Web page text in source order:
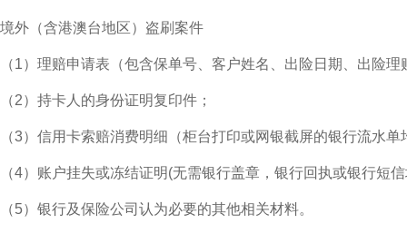
境外（含港澳台地区）盗刷案件
（1）理赔申请表（包含保单号、客户姓名、出险日期、出险
（2）持卡人的身份证明复印件；
（3）信用卡索赔消费明细（柜台打印或网银截屏的银行流水单
（4）账户挂失或冻结证明(无需银行盖章，银行回执或银行短
（5）银行及保险公司认为必要的其他相关材料。